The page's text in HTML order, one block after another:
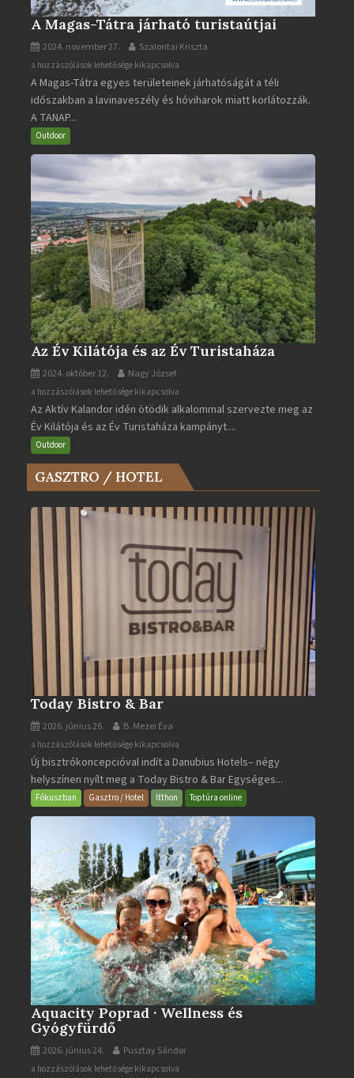
A Magas-Tátra járható turistaútjai
2024. november 27. Szalontai Kriszta
A
Magas-
Tátra
járható
turistaútjai
a hozzászólások lehetősége kikapcsolva
A Magas-Tátra egyes területeinek járhatóságát a téli
időszakban a lavinaveszély és hóviharok miatt korlátozzák.
A TANAP...
Outdoor
Az Év Kilátója és az Év Turistaháza
2024. október 12. Nagy József
Az
Év
Kilátója
és
az
Év
bejegyzéshez
a hozzászólások lehetősége kikapcsolva
Az Aktív Kalandor idén ötödik alkalommal szervezte meg az
Év Kilátója és az Év Turistaháza kampányt....
Outdoor
GASZTRO / HOTEL
Today Bistro & Bar
2026. június 26. B. Mezei Éva
Today
Bistro
&
Bar
bejegyzéshez
a hozzászólások lehetősége kikapcsolva
Új bisztrókoncepcióval indít a Danubius Hotels– négy
helyszínen nyílt meg a Today Bistro & Bar Egységes...
Fókuszban Gasztro / Hotel Itthon Toptúra online
Aquacity Poprad · Wellness és
Gyógyfürdő
2026. június 24. Pusztay Sándor
Aquacity
a hozzászólások lehetősége kikapcsolva